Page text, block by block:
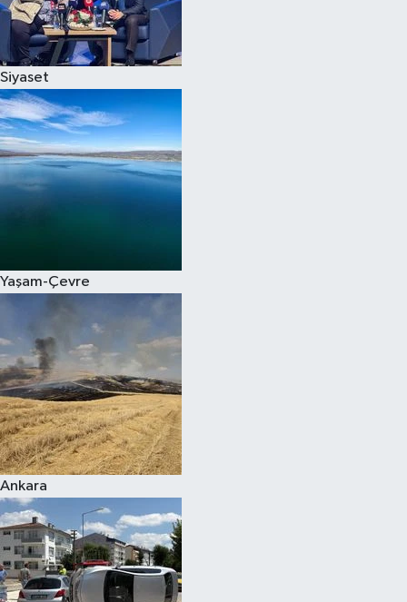
Siyaset
Yaşam-Çevre
Ankara
Spor
Çocuk
Eğitim
Kim kimdir?
Kültür Sanat
Sağlık
Siyaset
Teknoloji
Televizyon
Yaşam-Çevre